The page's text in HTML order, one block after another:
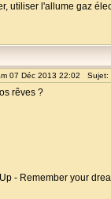
utiliser l'allume gaz
07 Déc 2013 22:02 Sujet:
rêves ?
- Remember your